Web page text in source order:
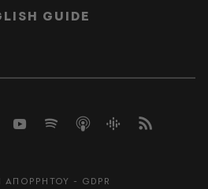
GUIDE
ΑΠΟΡΡΗΤΟΥ - GDPR